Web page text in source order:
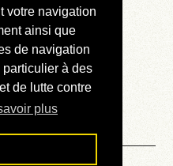
votre navigation
ainsi que
de navigation
particulier à des
de lutte contre
plus